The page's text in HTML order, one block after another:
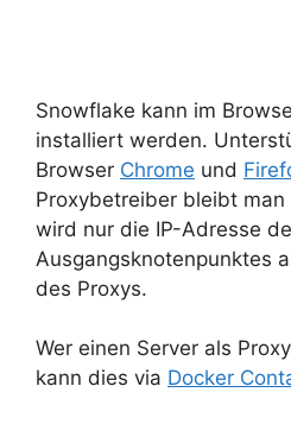
Snowflake kann im
installiert werden.
Browser Chrome und
Proxybetreiber bleibt man
wird nur die IP-Adresse
Ausgangsknotenpunktes
des Proxys.
Wer einen Server als
kann dies via Docker